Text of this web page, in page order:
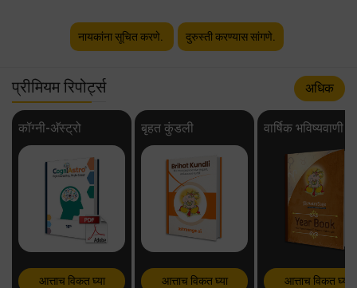
नायकांना सूचित करणे. दुरुस्ती करण्यास सांगणे.
प्रीमियम रिपोर्ट्स अधिक
कॉग्नी-अ‍ॅस्ट्रो
आत्ताच विकत घ्या
बृहत कुंडली
आत्ताच विकत घ्या
वार्षिक भविष्यवाणी
आत्ताच विकत घ्या